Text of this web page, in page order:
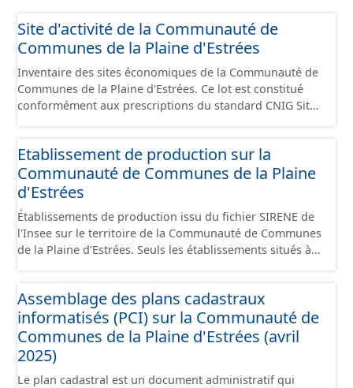
Site d'activité de la Communauté de
Communes de la Plaine d'Estrées
Inventaire des sites économiques de la Communauté de
Communes de la Plaine d'Estrées. Ce lot est constitué
conformément aux prescriptions du standard CNIG Sites
Etablissement de production sur la
Communauté de Communes de la Plaine
d'Estrées
Établissements de production issu du fichier SIRENE de
l'Insee sur le territoire de la Communauté de Communes
de la Plaine d'Estrées. Seuls les établissements situés à
conformément aux prescriptions du standard CNIG Sites
Économiques. Ce lot ne contient pas la référence aux
terrains à vocation économique à ce jour. Il est filtré au-
delà des prescriptions du CNIG se limitant aux SCI.
Assemblage des plans cadastraux
informatisés (PCI) sur la Communauté de
Communes de la Plaine d'Estrées (avril
2025)
Le plan cadastral est un document administratif qui